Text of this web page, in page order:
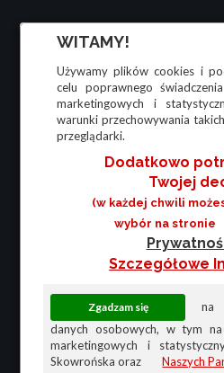
WITAMY!
Używamy plików cookies i
celu poprawnego
marketingowych i
warunki przechowywania
przeglądarki.
Dodatkowo
Twojej
(w każdej chwili
wybór na stronie
Szczegółowe
na
danych osobowych, w tym
marketingowych i
Skowrońska oraz
Naszych